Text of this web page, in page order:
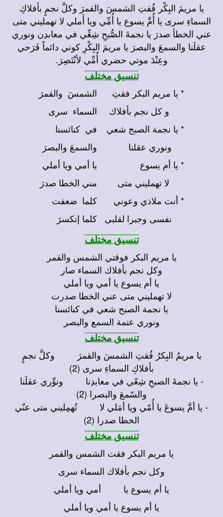
يا مريمَ البِكْر فُقتِ الشمسَ والقمرَ وكلَّ نجمٍ بأفلاكِ
السماءِ سرى يا أُمَّ يسوع يا أُمِّي ويا أَملي لا تهمليني متى
عني الخطأ صدرَ يا نجمةَ الصُّبحِ شِعِّي في معابدِن ونوري
عقلَنا والسمعَ والبصرَ يا مريمَ البِكْرِ كوني دائماً فَرَحي
وعِنْدَ موتي حضري أُمِّي لأنْتَصِرَ.
تنسيق مختلف
الشمسَ والقمرَ
السماء سرى
في كنائسنا
والسمعَ والبصرَ
يا أمي ويا أملي
مني الخطا صدرَ
كلما ضعفت
كلما إنكسرَ
* يا مريم البكر فقتِ
و كل نجم بأفلاك
* يا نجمة الصبح شعي
ونوري عقلنا
* يا أم يسوع
لا تهمليني متى
* أنت ملاذي وعوني
نفسى وجبرا لقلبى
تنسيق مختلف
يا مريم البكر فوقتي الشمس والقمر
وكل نجم بأفلاك السماء صار
يا أم يسوع يا أمي ويا أملي
لا تهمليني متى عني الخطا صدرت
يا نجمة الصبح شعي في كنائسنا
ونوري عتمة السمع والبصر
تنسيق مختلف
يا مريمُ البِكرُ فُقتِ الشمسَ والقمرَ وكلَّ نجمٍ
بأفلاكِ السماءِ سرى (2)
- يا نجمةَ الصبحِ شِعّي في معابدِنا ونوِّري عقلَنا
والسّمعَ والبصرا (2)
- يا أمَّ يسوعَ يا أُمّي ويا أمَلي لا تُهمِليني متى عنّي
الخطا صدرا (2)
تنسيق مختلف
يا مريم البكر فقت الشمس والقمر
وكل نجم بأفلاك السماء سرى
يا أم يسوع يا أمي ويا أملي
يا أم يسوع يا أمي ويا أملي